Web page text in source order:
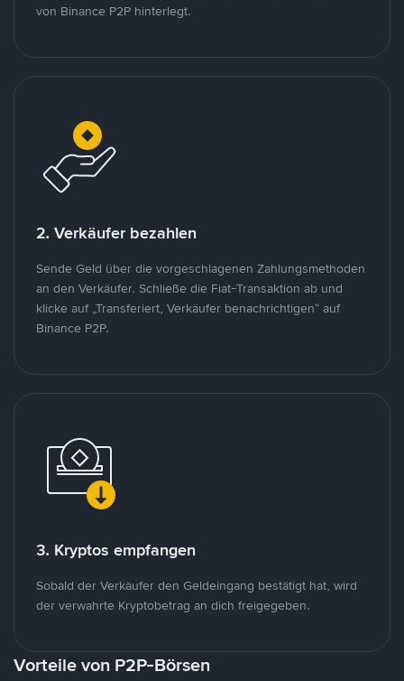
von Binance P2P hinterlegt.
2. Verkäufer bezahlen
Sende Geld über die vorgeschlagenen Zahlungsmethoden
an den Verkäufer. Schließe die Fiat-Transaktion ab und
klicke auf „Transferiert, Verkäufer benachrichtigen“ auf
Binance P2P.
3. Kryptos empfangen
Sobald der Verkäufer den Geldeingang bestätigt hat, wird
der verwahrte Kryptobetrag an dich freigegeben.
Vorteile von P2P-Börsen